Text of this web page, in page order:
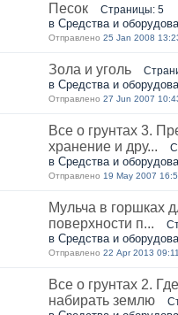
Песок Страницы: 5
в Средства и
Отправлено 25 Jan 2008
Зола и уголь
в Средства и
Отправлено 27 Jun 2007
Все о грунтах 3.
хранение и дру...
в Средства и
Отправлено 19 May 2007
Мульча в горшках
поверхности п...
в Средства и
Отправлено 22 Apr 2013 09:11
Все о грунтах 2.
набирать землю